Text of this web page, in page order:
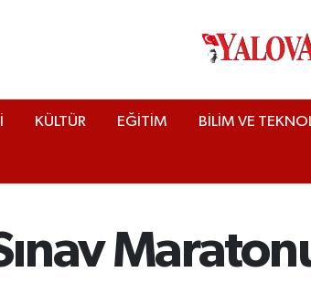
KÜLTÜR EĞİTİM BİLİM VE